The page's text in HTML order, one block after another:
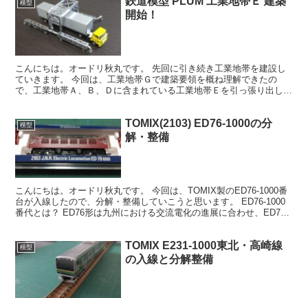
模型
開始！
こんにちは。オードリ秋丸です。 先回に引き続き工業地帯を建設し
ていきます。 今回は、工業地帯Ｇで建築要領を概ね理解できたの
で、工業地帯Ａ、Ｂ、Ｄに含まれている工業地帯Ｅを引っ張り出し
模型
TOMIX(2103) ED76-1000の分
解・整備
こんにちは。オードリ秋丸です。 今回は、TOMIX製のED76-1000番
台が入線したので、分解・整備していこうと思います。 ED76-1000
番代とは？ ED76形は九州における交流電化の進展に合わせ、ED75
模型
TOMIX E231-1000東北・高崎線
の入線と分解整備